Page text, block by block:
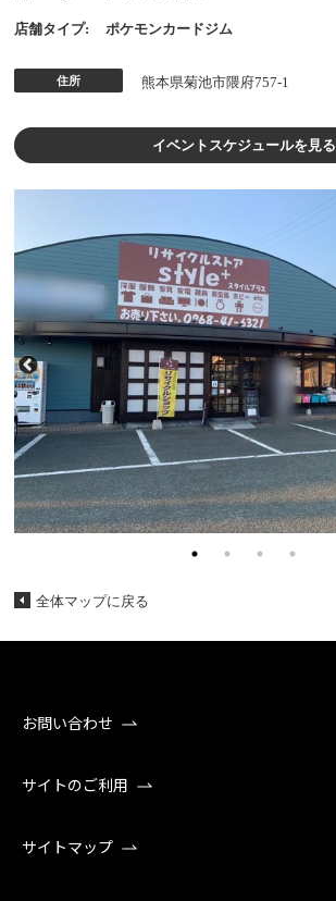
店舗タイプ: ポケモンカードジム
住所 熊本県菊池市隈府757-1
イベントスケジュールを見る
全体マップに戻る
お問い合わせ
サイトのご利用
サイトマップ